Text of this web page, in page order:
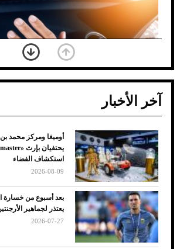
ضعف تبريد مكيف السيارة عند
الأسباب والحلول
آخر الأخبار
أوميغا ومركز محمد
استكشاف الفضاء
2026-08-09
بعد أسبوع من خسارة
يعتذر لجماهير
2026-07-27